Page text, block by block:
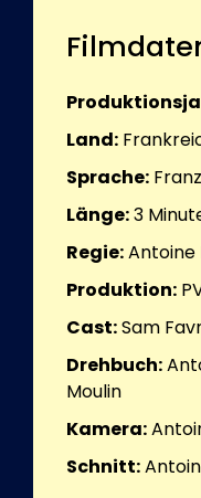
Land:
Sprache:
Länge:3
Regie:Antoine
Produktion:
Cast:Sam
Drehbuch:
Moulin
Kamera:
Schnitt: